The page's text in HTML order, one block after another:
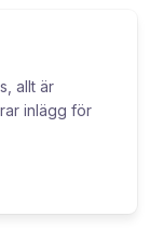
allt är
inlägg för